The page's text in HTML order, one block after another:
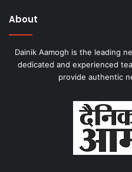
About
Dainik Aamogh is the leading
dedicated and experienced
provide authentic